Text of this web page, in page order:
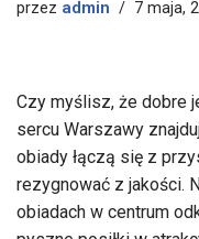
przez admin 7 maja,
Czy myślisz, że dobre
sercu Warszawy
obiady łączą się z
rezygnować z jakości.
obiadach w centrum